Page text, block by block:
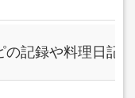
記録や料理日記に